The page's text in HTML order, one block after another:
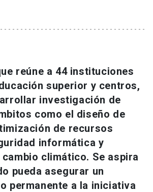
keyboard_arrow_down
launch
reúne a 44 instituciones
superior y centros,
investigación de
como el diseño de
de recursos
informática y
climático. Se aspira
pueda asegurar un
permanente a la iniciativa